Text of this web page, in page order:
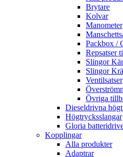
Brytare
Kolvar
Manometer
Packbox /
Repsatser
Slingor
Slingor
Ventilsatser
Övriga
Dieseldrivna
Högtrycksslangar
Gloria
Kopplingar
Alla produkter
Adaptrar